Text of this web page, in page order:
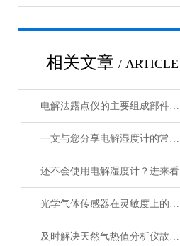
相关文章 / ARTICLE
电解法露点仪的主要组成部件功能特点分享
一文与您分享电解湿度计的常见问题相应解决方法
还不会使用电解湿度计？进来看
光学气体传感器在灵敏度上的选择要好好考虑
及时解决天然气热值分析仪故障是恢复数据可信度的关键